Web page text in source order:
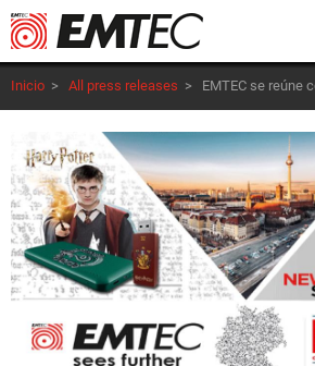
Pasar
al
contenido
principal
Inicio > All press releases > EMTEC se reúne